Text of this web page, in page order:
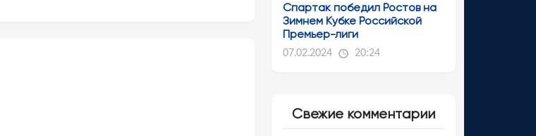
Спартак победил Ростов на
Зимнем Кубке Российской
Премьер-лиги
07.02.2024 20:24
Свежие комментарии